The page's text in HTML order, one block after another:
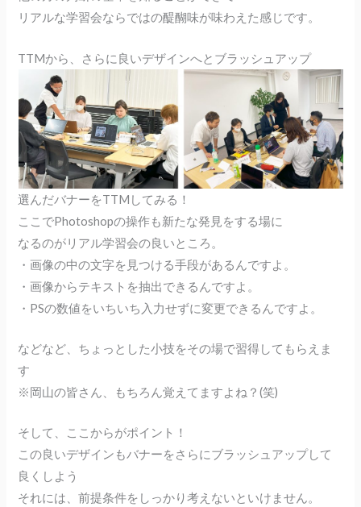
リアルな学習会ならではの醍醐味が味わえた感じです。
TTMから、さらに良いデザインへとブラッシュアップ
選んだバナーをTTMしてみる！
ここでPhotoshopの操作も新たな発見をする場に
なるのがリアル学習会の良いところ。
・画像の中の文字を見つける手段があるんですよ。
・画像からテキストを抽出できるんですよ。
・PSの数値をいちいち入力せずに変更できるんですよ。
などなど、ちょっとした小技をその場で習得してもらえま
す
※岡山の皆さん、もちろん覚えてますよね？(笑)
そして、ここからがポイント！
この良いデザインもバナーをさらにブラッシュアップして
良くしよう
それには、前提条件をしっかり考えないといけません。